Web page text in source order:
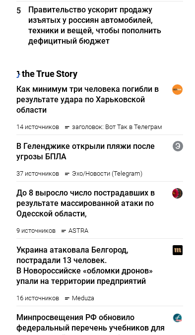
5
Правительство ускорит продажу
изъятых у россиян автомобилей,
техники и вещей, чтобы пополнить
дефицитный бюджет